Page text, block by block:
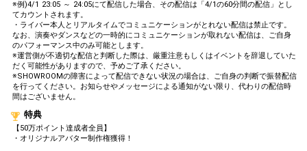
30 340000
をあげよう！
31 380000
380,000pt達成！どんどん花火
をあげよう！
32 420000
420,000pt達成！どんどん花火
をあげよう！
34 480000
をあげよう！
※例)4/1 23:05 ～ 24:05にて配信した場合、その配信は「4/1の60分間の配信」とし
てカウントされます。
・ライバー本人とリアルタイムでコミュニケーションがとれない配信は禁止です。
なお、演奏やダンスなどの一時的にコミュニケーションが取れない配信は、ご自身
のパフォーマンス中のみ可能とします。
※運営側が不適切な配信と判断した際は、厳重注意もしくはイベントを辞退していた
だく可能性がありますので、予めご了承ください。
※SHOWROOMの障害によって配信できない状況の場合は、ご自身の判断で振替配信
を行ってください。お知らせやメッセージによる通知がない限り、代わりの配信時
間はございません。
特典
【50万ポイント達成者全員】
・オリジナルアバター制作権獲得！